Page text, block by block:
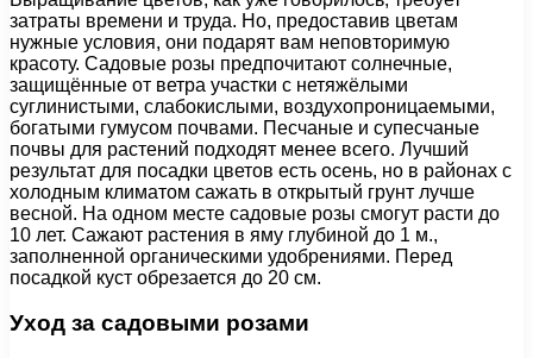
затраты времени и труда. Но, предоставив цветам
нужные условия, они подарят вам неповторимую
красоту. Садовые розы предпочитают солнечные,
защищённые от ветра участки с нетяжёлыми
суглинистыми, слабокислыми, воздухопроницаемыми,
богатыми гумусом почвами. Песчаные и супесчаные
почвы для растений подходят менее всего. Лучший
результат для посадки цветов есть осень, но в районах с
холодным климатом сажать в открытый грунт лучше
весной. На одном месте садовые розы смогут расти до
10 лет. Сажают растения в яму глубиной до 1 м.,
заполненной органическими удобрениями. Перед
посадкой куст обрезается до 20 см.
Уход за садовыми розами